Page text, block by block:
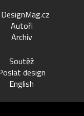
Autoři
Archiv
Soutěž
design
English